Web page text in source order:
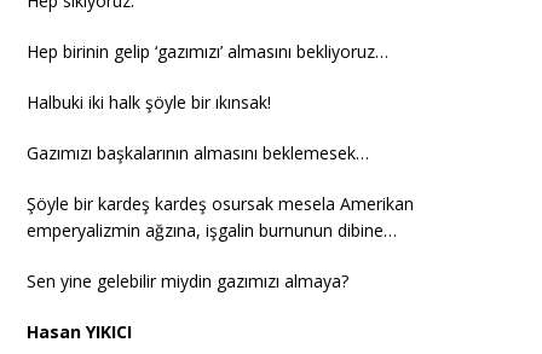
Hep birinin gelip ‘gazımızı’ almasını bekliyoruz…
Halbuki iki halk şöyle bir ıkınsak!
Gazımızı başkalarının almasını beklemesek…
Şöyle bir kardeş kardeş osursak mesela Amerikan
emperyalizmin ağzına, işgalin burnunun dibine…
Sen yine gelebilir miydin gazımızı almaya?
Hasan YIKICI